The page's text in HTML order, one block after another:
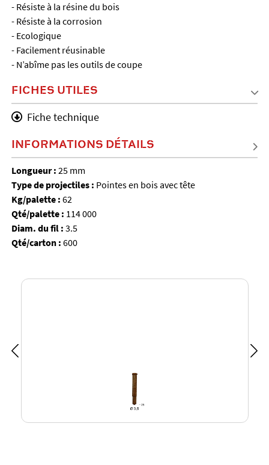
- Résiste à la résine du bois
- Résiste à la corrosion
- Ecologique
- Facilement réusinable
- N’abîme pas les outils de coupe
FICHES UTILES
Fiche technique
INFORMATIONS DÉTAILS
Longueur : 25 mm
Type de projectiles : Pointes en bois avec tête
Kg/palette : 62
Qté/palette : 114 000
Diam. du fil : 3.5
Qté/carton : 600